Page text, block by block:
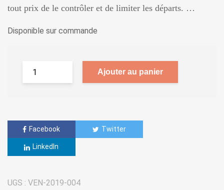
tout prix de le contrôler et de limiter les départs. …
Disponible sur commande
Ajouter au panier
Facebook Twitter
LinkedIn
UGS : VEN-2019-004